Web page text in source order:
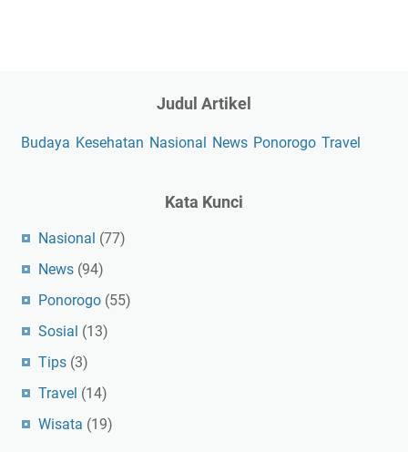
Judul Artikel
Budaya Kesehatan Nasional News Ponorogo Travel
Kata Kunci
Nasional (77)
News (94)
Ponorogo (55)
Sosial (13)
Tips (3)
Travel (14)
Wisata (19)